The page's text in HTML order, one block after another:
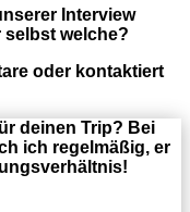
Interview
selbst welche?
oder kontaktiert
deinen Trip? Bei
ich regelmäßig, er